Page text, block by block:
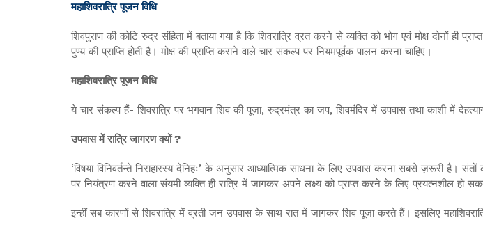
महाशिवरात्रि पूजन विधि
शिवपुराण की कोटि रुद्र संहिता में बताया गया है कि शिवरात्रि व्रत करने से व्यक्ति को भोग एवं मोक्ष दोनों ही
पुण्य की प्राप्ति होती है। मोक्ष की प्राप्ति कराने वाले चार संकल्प पर नियमपूर्वक पालन करना चाहिए।
महाशिवरात्रि पूजन विधि
ये चार संकल्प हैं- शिवरात्रि पर भगवान शिव की पूजा, रुद्रमंत्र का जप, शिवमंदिर में उपवास तथा काशी में
उपवास में रात्रि जागरण क्यों ?
‘विषया विनिवर्तन्ते निराहारस्य देनिहः’ के अनुसार आध्यात्मिक साधना के लिए उपवास करना सबसे ज़रूरी है।
पर नियंत्रण करने वाला संयमी व्यक्ति ही रात्रि में जागकर अपने लक्ष्य को प्राप्त करने के लिए प्रयत्नशील हो
इन्हीं सब कारणों से शिवरात्रि में व्रती जन उपवास के साथ रात में जागकर शिव पूजा करते हैं। इसलिए